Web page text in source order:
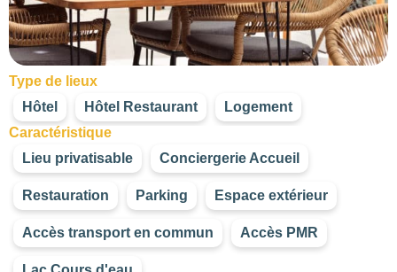
Type de lieux
Hôtel
Hôtel Restaurant
Logement
Caractéristique
Lieu privatisable
Conciergerie Accueil
Restauration Parking Espace extérieur
Accès transport en commun Accès PMR